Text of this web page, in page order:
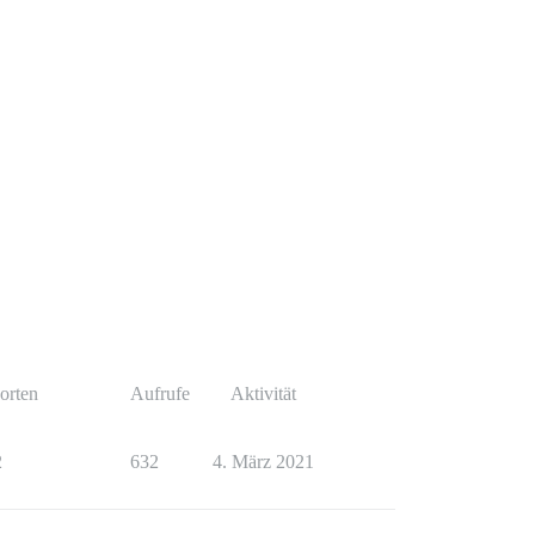
Aufrufe Aktivität
632 4. März 2021